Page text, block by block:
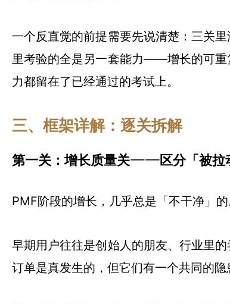
一个反直觉的前提需要先说清楚：三关
里考验的全是另一套能力——增长的可重
力都留在了已经通过的考试上。
三、框架详解：逐关拆解
第一关：增长质量关——区分「被拉
PMF阶段的增长，几乎总是「不干净」的
早期用户往往是创始人的朋友、行业里
订单是真发生的，但它们有一个共同的